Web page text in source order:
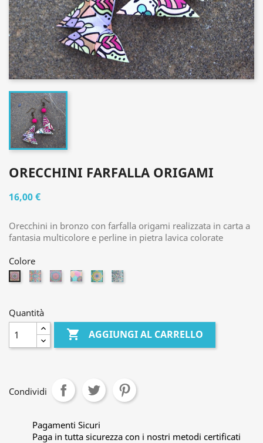
ORECCHINI FARFALLA ORIGAMI
16,00 €
Orecchini in bronzo con farfalla origami realizzata in carta a
fantasia multicolore e perline in pietra lavica colorate
Colore
Mandala1Mandala3Mandala4Mandala9Mandala10
Tassotti
Quantità
 AGGIUNGI AL CARRELLO
Condividi
Pagamenti Sicuri
Paga in tutta sicurezza con i nostri metodi certificati